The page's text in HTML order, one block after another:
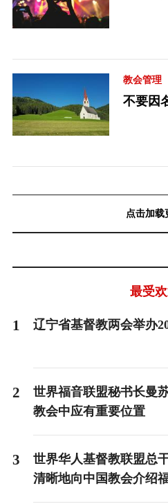
教会管理
不要因
点击加载
最受
1 辽宁省基督教两会举办
2
世界福音联盟秘书长曼
教会中应有重要位置
3
世界华人基督教联盟总
清晰地向中国教会介绍